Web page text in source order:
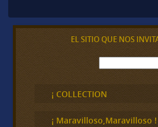
EL SITIO QUE NOS
B
u
c
a
¡ COLLECTION
¡ Maravilloso,Maravilloso !